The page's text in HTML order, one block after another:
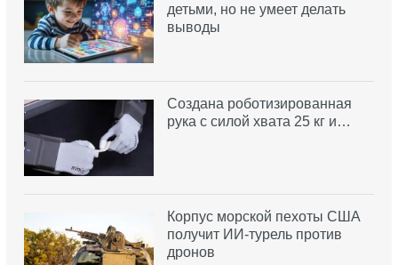
детьми, но не умеет делать
выводы
Создана роботизированная
рука с силой хвата 25 кг и…
Корпус морской пехоты США
получит ИИ-турель против
дронов